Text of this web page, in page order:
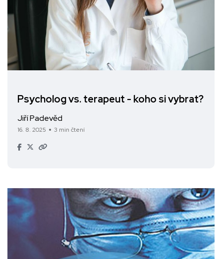
Psycholog vs. terapeut - koho si vybrat?
Jiří Padevěd
16. 8. 2025 3 min čtení